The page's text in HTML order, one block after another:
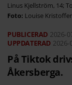
Linus Kjellström, 14;
Louise
2026-
2026-
På Tiktok
Åkersberga.